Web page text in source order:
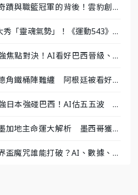
蹟與職籃冠軍的背後！雲豹創辦
「靈魂氣勢」！《運動543》微
焦點對決！AI看好巴西晉級、數
角鐵桶陣難纏 阿根廷被看好下
日本強碰巴西！AI估五五波 牛
加地主命運大解析 墨西哥獲數
盃魔咒誰能打破？AI、數據、塔